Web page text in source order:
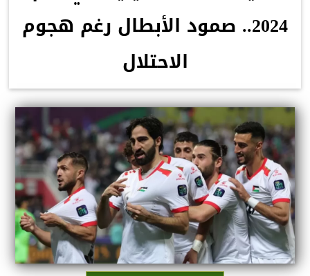
2024.. صمود الأبطال رغم هجوم
الاحتلال